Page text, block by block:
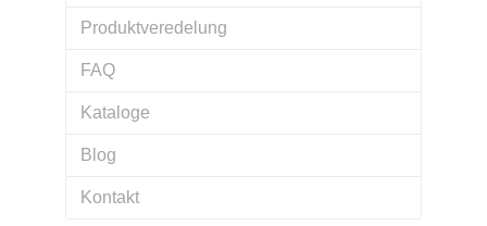
Produktveredelung
FAQ
Kataloge
Blog
Kontakt